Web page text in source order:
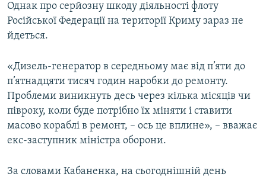
Однак про серйозну шкоду діяльності флоту
Російської Федерації на території Криму зараз не
йдеться.
«Дизель-генератор в середньому має від п’яти до
п’ятнадцяти тисяч годин наробки до ремонту.
Проблеми виникнуть десь через кілька місяців чи
півроку, коли буде потрібно їх міняти і ставити
масово кораблі в ремонт, – ось це вплине», – вважає
екс-заступник міністра оборони.
За словами Кабаненка, на сьогоднішній день